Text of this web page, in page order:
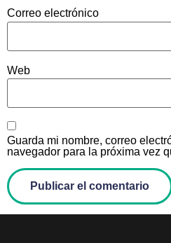
Correo electrónico
Web
Guarda mi nombre, correo
navegador para la próxima vez